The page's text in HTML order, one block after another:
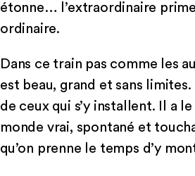
étonne… l’extraordinaire
ordinaire.
Dans ce train pas comme les
est beau, grand et sans
de ceux qui s’y installent. Il a
monde vrai, spontané et
qu’on prenne le temps d’y